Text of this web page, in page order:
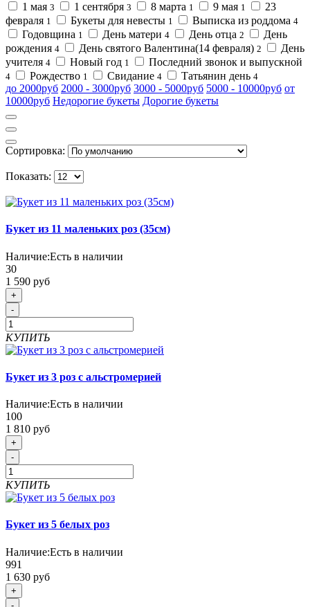
1 мая 3 1 сентября 3 8 марта 1 9 мая 1
23
февраля 1 Букеты для невесты 1 Выписка из роддома 4
Годовщина 1 День матери 4 День отца 2
День
рождения 4 День святого Валентина(14 февраля) 2
День
учителя 4 Новый год 1 Последний звонок и выпускной
4 Рождество 1 Свидание 4 Татьянин день 4
до 2000руб 2000 - 3000руб 3000 - 5000руб 5000 - 10000руб от
10000руб Недорогие букеты Дорогие букеты
Сортировка:
Показать:
Букет из 11 маленьких роз (35см)
Наличие:Есть в наличии
30
1 590 руб
+
-
КУПИТЬ
Букет из 3 роз с альстромерией
Наличие:Есть в наличии
100
1 810 руб
+
-
КУПИТЬ
Букет из 5 белых роз
Наличие:Есть в наличии
991
1 630 руб
+